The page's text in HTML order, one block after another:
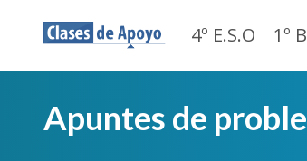
4º E.S.O 1º
Apuntes de